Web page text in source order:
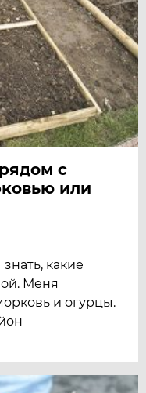
с
или
какие
Меня
и огурцы.